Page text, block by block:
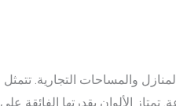
والمساحات التجارية. تتمثل
الألوان بقدرتها الفائقة على